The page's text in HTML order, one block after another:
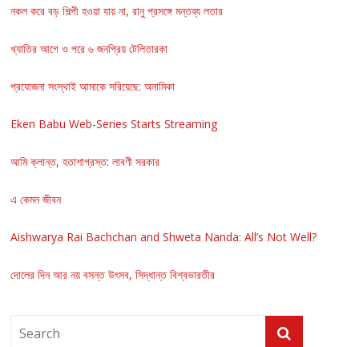
নকল করে বড় শিল্পী হওয়া যায় না, রানু প্রসঙ্গে মন্তব্য লতার
খ্যাতির আগে ও পরে ৬ জনপ্রিয় টেলিতারকা
প্রযোজনা সংস্থাই আমাকে সরিয়েছে: অনামিকা
Eken Babu Web-Series Starts Streaming
আমি ক্লান্ত, হতাশাগ্রস্ত: লাবণী সরকার
এ কেমন জীবন
Aishwarya Rai Bachchan and Shweta Nanda: All’s Not Well?
দোলের দিন আর নয় বসন্ত উৎসব, সিদ্ধান্ত বিশ্বভারতীর